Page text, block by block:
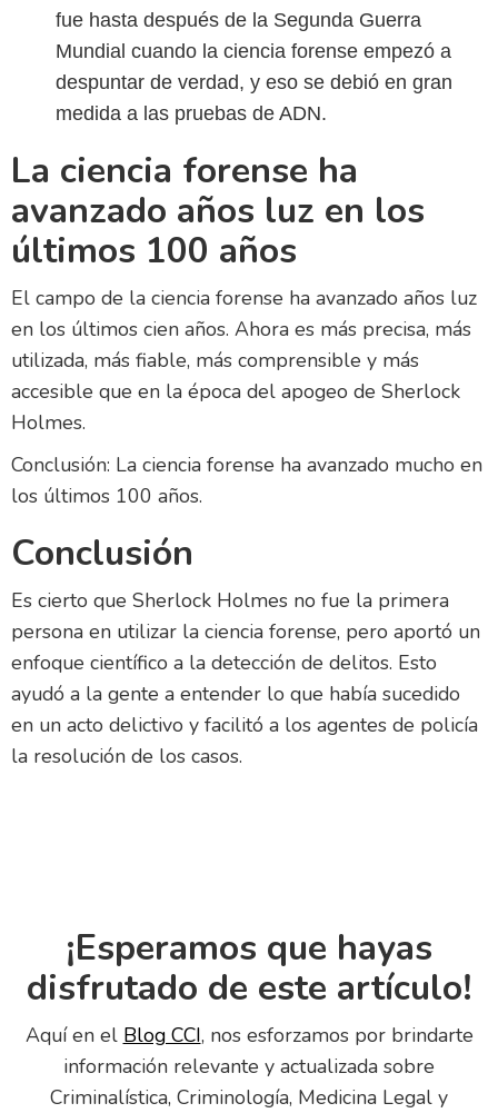
fue hasta después de la Segunda Guerra
Mundial cuando la ciencia forense empezó a
despuntar de verdad, y eso se debió en gran
medida a las pruebas de ADN.
La ciencia forense ha
avanzado años luz en los
últimos 100 años
El campo de la ciencia forense ha avanzado años luz
en los últimos cien años. Ahora es más precisa, más
utilizada, más fiable, más comprensible y más
accesible que en la época del apogeo de Sherlock
Holmes.
Conclusión: La ciencia forense ha avanzado mucho en
los últimos 100 años.
Conclusión
Es cierto que Sherlock Holmes no fue la primera
persona en utilizar la ciencia forense, pero aportó un
enfoque científico a la detección de delitos. Esto
ayudó a la gente a entender lo que había sucedido
en un acto delictivo y facilitó a los agentes de policía
la resolución de los casos.
¡Esperamos que hayas
disfrutado de este artículo!
Aquí en el Blog CCI, nos esforzamos por brindarte
información relevante y actualizada sobre
Criminalística, Criminología, Medicina Legal y